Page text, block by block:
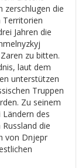
zerschlugen die
Territorien
Jahren die
zu bitten.
laut dem
unterstützen
Truppen
Zu seinem
des
die
von Dnjepr